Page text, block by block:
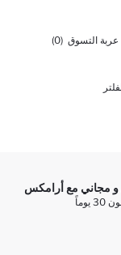
عربة التسوق (0)
مجاني مع أرامكس